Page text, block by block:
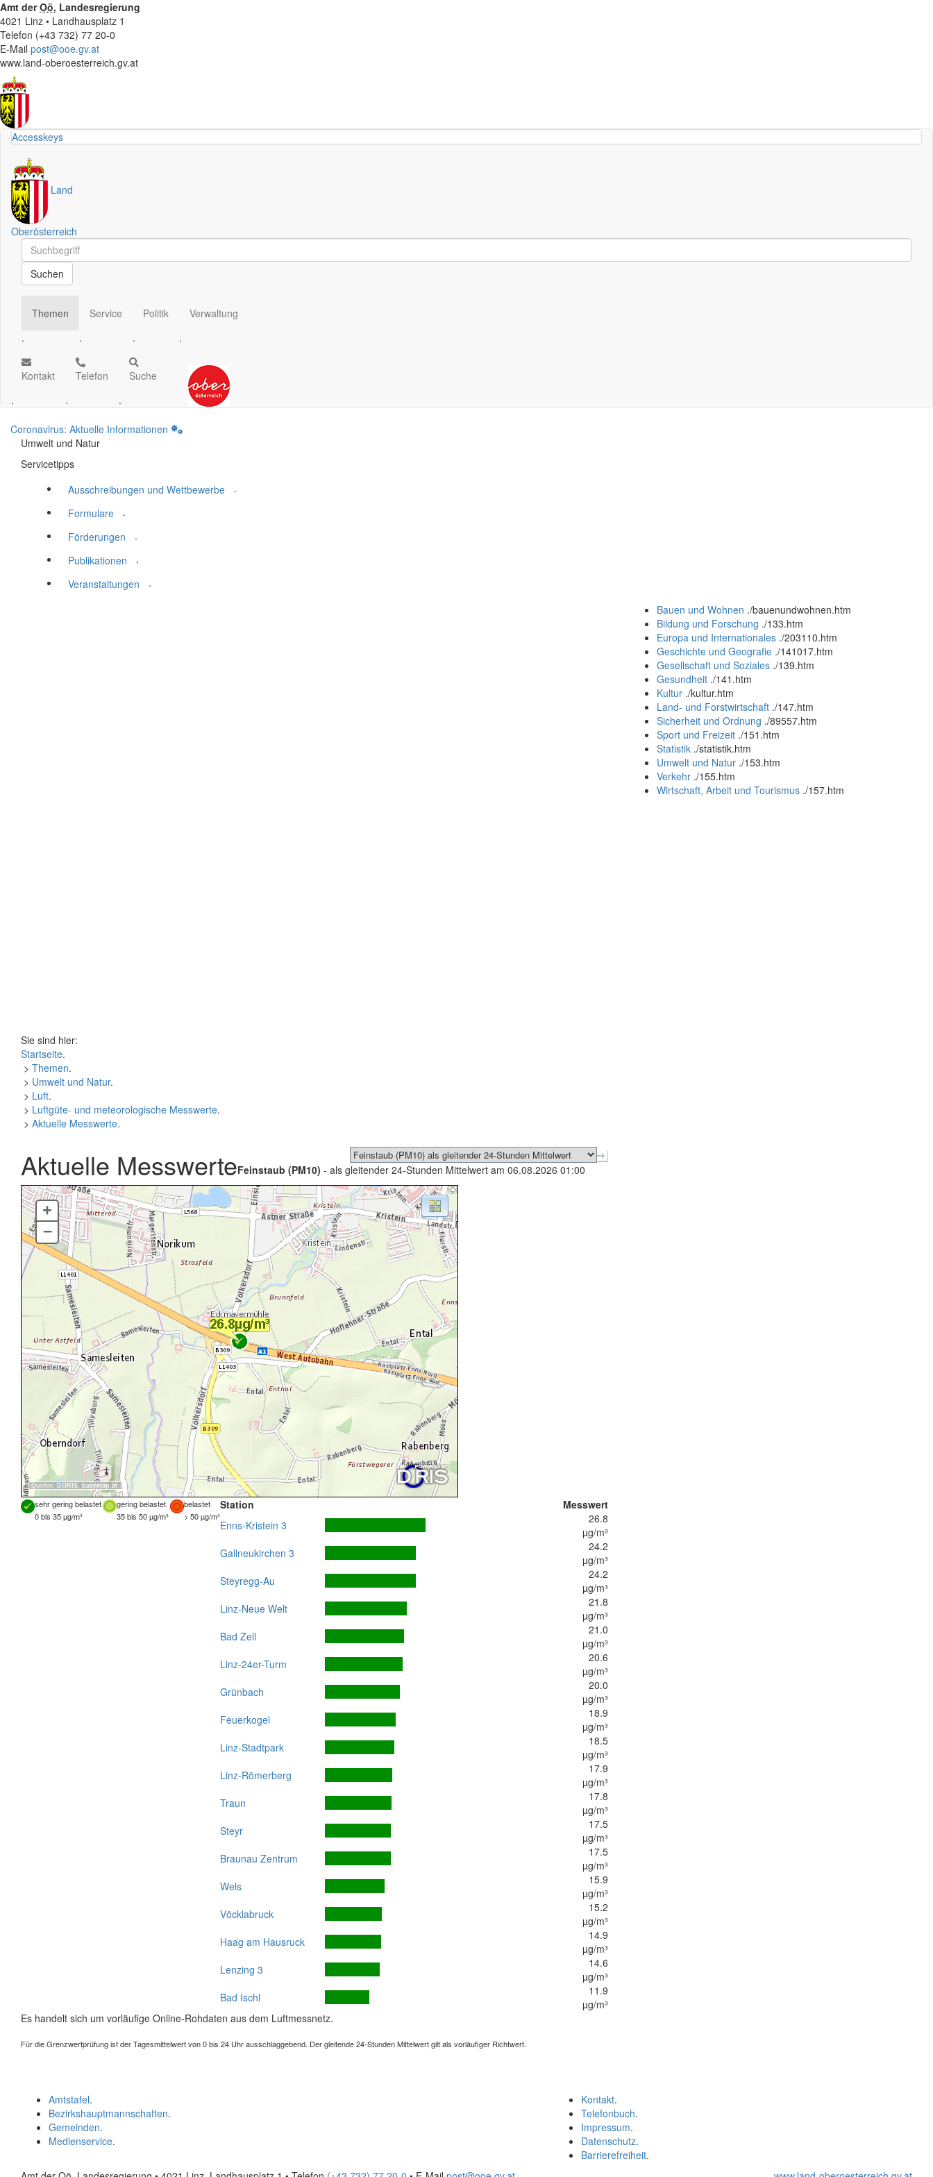
Amt derOö. Landesregierung
4021 Linz • Landhausplatz 1
Telefon (+43 732) 77 20-0
E-Mail post@ooe.gv.at
www.land-oberoesterreich.gv.at
Accesskeys
Land
Oberösterreich
Schnellsuche
Schnellsuche
Suchen
Themen
.
Service
.
Politik
.
Verwaltung
.
Kontakt
.
Telefon
.
Suche
.
Coronavirus: Aktuelle Informationen
Umwelt und Natur
Servicetipps
Ausschreibungen und Wettbewerbe
.
Formulare
.
Förderungen
.
Publikationen
.
Veranstaltungen
.
Bauen und Wohnen ./bauenundwohnen.htm
Bildung und Forschung ./133.htm
Europa und Internationales ./203110.htm
Geschichte und Geografie ./141017.htm
Gesellschaft und Soziales ./139.htm
Gesundheit ./141.htm
Kultur ./kultur.htm
Land- und Forstwirtschaft ./147.htm
Sicherheit und Ordnung ./89557.htm
Sport und Freizeit ./151.htm
Statistik ./statistik.htm
Umwelt und Natur ./153.htm
Verkehr ./155.htm
Wirtschaft, Arbeit und Tourismus ./157.htm
Sie sind hier:
Startseite.
> Themen.
> Umwelt und Natur.
> Luft.
> Luftgüte- und meteorologische Messwerte.
> Aktuelle Messwerte.
Aktuelle MesswerteFeinstaub (PM10) - als gleitender 24-Stunden Mittelwert am 06.08.2026 01:00
Quellen: DORIS, basemap.at
+
–
sehr gering belastet gering belastet
belastet
0 bis 35 µg/m³
35 bis 50 µg/m³ > 50 µg/m³
Station
Messwert
Enns-Kristein 3
26.8
µg/m³
Gallneukirchen 3
24.2
µg/m³
Steyregg-Au
24.2
µg/m³
Linz-Neue Welt
21.8
µg/m³
Bad Zell
21.0
µg/m³
Linz-24er-Turm
20.6
µg/m³
Grünbach
20.0
µg/m³
Feuerkogel
18.9
µg/m³
Linz-Stadtpark
18.5
µg/m³
Linz-Römerberg
17.9
µg/m³
Traun
17.8
µg/m³
Steyr
17.5
µg/m³
Braunau Zentrum
17.5
µg/m³
Wels
15.9
µg/m³
Vöcklabruck
15.2
µg/m³
Haag am Hausruck
14.9
µg/m³
Lenzing 3
14.6
µg/m³
Bad Ischl
11.9
µg/m³
Es handelt sich um vorläufige Online-Rohdaten aus dem Luftmessnetz.
Für die Grenzwertprüfung ist der Tagesmittelwert von 0 bis 24 Uhr ausschlaggebend. Der gleitende 24-Stunden Mittelwert gilt als vorläufiger Richtwert.
Kontakt.
Telefonbuch.
Impressum.
Datenschutz.
Barrierefreiheit.
Amtstafel.
Bezirkshauptmannschaften.
Gemeinden.
Medienservice.